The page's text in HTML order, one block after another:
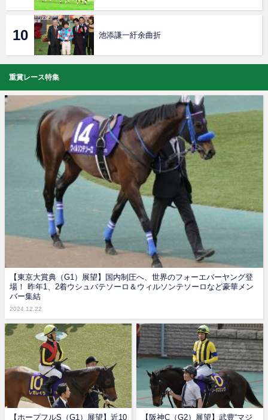
池添謙一紆余曲折
重賞レース特集
【東京大賞典（G1）展望】国内制圧へ、世界のフォーエバーヤング登
場！ 昨年1、2着ウシュバテソーロ＆ウィルソンテソーロなど豪華メン
バー集結
2024.12.22
【ホープフルS（G1）展望】近10
【阪神C（G2）展望】武豊“マジ